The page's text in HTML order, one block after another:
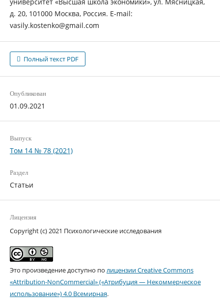
д. 20, 101000 Москва, Россия. E-mail:
vasily.kostenko@gmail.com
Полный текст PDF
Опубликован
01.09.2021
Выпуск
Том 14 № 78 (2021)
Раздел
Статьи
Лицензия
Copyright (c) 2021 Психологические исследования
Это произведение доступно по лицензии Creative Commons
«Attribution-NonCommercial» («Атрибуция — Некоммерческое
использование») 4.0 Всемирная.